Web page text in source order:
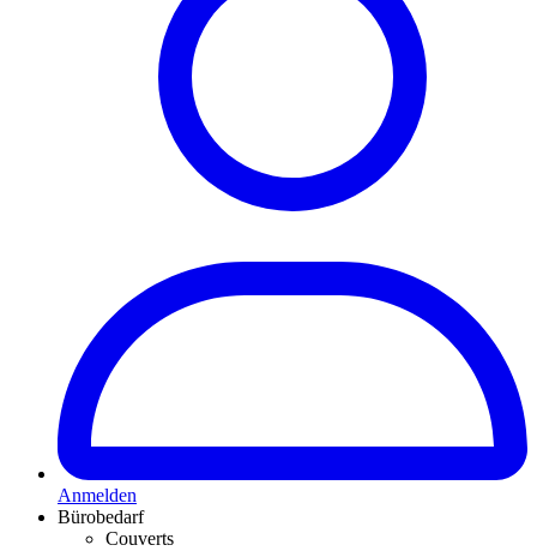
Anmelden
Bürobedarf
Couverts